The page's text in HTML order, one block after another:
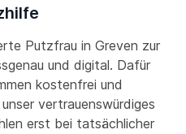
Putzfrau in Greven zur
und digital. Dafür
kostenfrei und
vertrauenswürdiges
erst bei tatsächlicher